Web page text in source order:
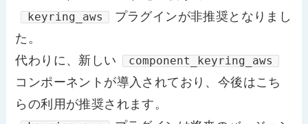
keyring_aws
プラグインが非推奨となりまし
た。
代わりに、新しい
component_keyring_aws
コンポーネントが導入されており、今後はこち
らの利用が推奨されます。